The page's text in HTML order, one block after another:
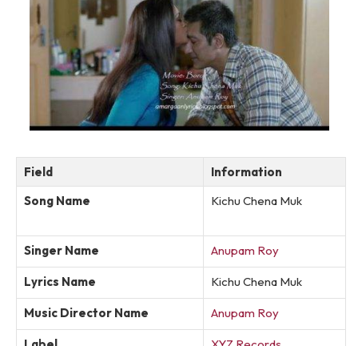
Field
Information
Song Name
Kichu Chena Muk
Singer Name Anupam Roy
Lyrics Name Kichu Chena Muk
Music Director Name Anupam Roy